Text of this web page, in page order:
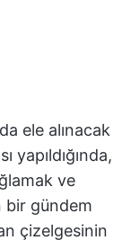
ele alınacak
yapıldığında,
ve
bir gündem
çizelgesinin